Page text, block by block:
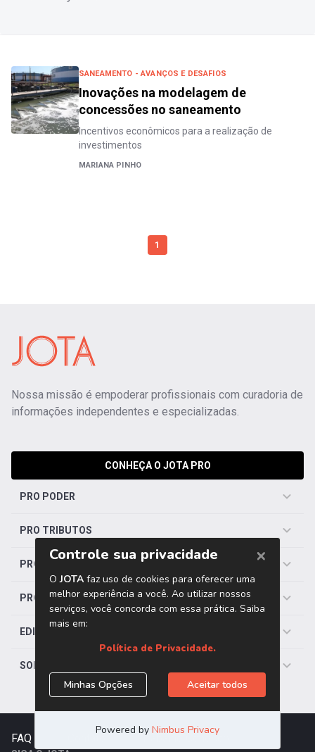
SANEAMENTO - AVANÇOS E DESAFIOS
Inovações na modelagem de
concessões no saneamento
Incentivos econômicos para a realização de
investimentos
MARIANA PINHO
1
Nossa missão é empoderar profissionais com curadoria de
informações independentes e especializadas.
CONHEÇA O JOTA PRO
PRO PODER
PRO TRIBUTOS
PRO TRABALHISTA
PRO SAÚDE
EDITORIAS
SOBRE O JOTA
FAQ Trabalhe Conosco